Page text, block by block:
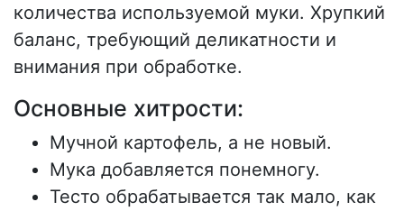
количества используемой муки. Хрупкий
баланс, требующий деликатности и
внимания при обработке.
Основные хитрости:
Мучной картофель, а не новый.
Мука добавляется понемногу.
Тесто обрабатывается так мало, как